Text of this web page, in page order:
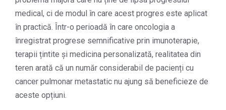
medical, ci de modul în care acest progres este aplicat
în practică. Într-o perioadă în care oncologia a
înregistrat progrese semnificative prin imunoterapie,
terapii țintite și medicina personalizată, realitatea din
teren arată că un număr considerabil de pacienți cu
cancer pulmonar metastatic nu ajung să beneficieze de
aceste opțiuni.